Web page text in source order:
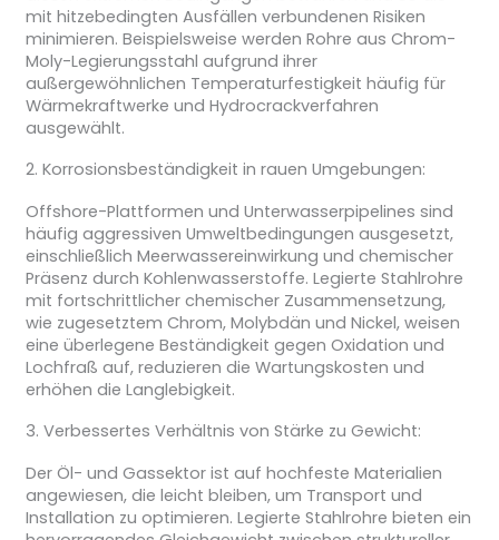
mit hitzebedingten Ausfällen verbundenen Risiken
minimieren. Beispielsweise werden Rohre aus Chrom-
Moly-Legierungsstahl aufgrund ihrer
außergewöhnlichen Temperaturfestigkeit häufig für
Wärmekraftwerke und Hydrocrackverfahren
ausgewählt.
2. Korrosionsbeständigkeit in rauen Umgebungen:
Offshore-Plattformen und Unterwasserpipelines sind
häufig aggressiven Umweltbedingungen ausgesetzt,
einschließlich Meerwassereinwirkung und chemischer
Präsenz durch Kohlenwasserstoffe. Legierte Stahlrohre
mit fortschrittlicher chemischer Zusammensetzung,
wie zugesetztem Chrom, Molybdän und Nickel, weisen
eine überlegene Beständigkeit gegen Oxidation und
Lochfraß auf, reduzieren die Wartungskosten und
erhöhen die Langlebigkeit.
3. Verbessertes Verhältnis von Stärke zu Gewicht:
Der Öl- und Gassektor ist auf hochfeste Materialien
angewiesen, die leicht bleiben, um Transport und
Installation zu optimieren. Legierte Stahlrohre bieten ein